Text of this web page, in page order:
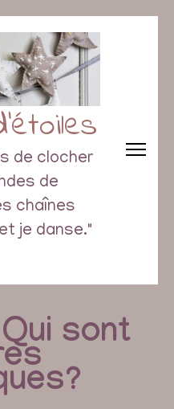
de clocher
de
chaînes
je danse."
sont